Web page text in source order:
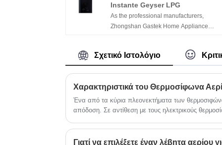
πιστοποιητικό CE, μπορούμε να
προσφέρουμε χαμηλή τιμή και λογική τιμή
εσάς.
Instante Geyser LPG
As the professional manufacturers,
Zhongshan Gastek Home Appliance
Selling 6L 10L 12L 16L 18L 20L Tankless
Instantaneous LPG Gas Geyser for you.
and timely delivery.
Σχετικό Ιστολόγιο
Χαρακτηριστικά του Θερμοσίφωνα
Ένα από τα κύρια πλεονεκτήματα των
απόδοση. Σε αντίθεση με τους ηλεκτρικούς
αερίου χρησιμοποιούν φυσικό αέριο για τη
καταναλώνουν λιγότερη ενέργεια συνολικά,